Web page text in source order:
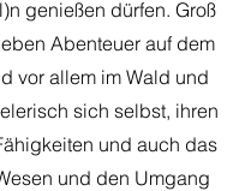
genießen dürfen. Groß
Abenteuer auf dem
vor allem im Wald und
sich selbst, ihren
und auch das
und den Umgang